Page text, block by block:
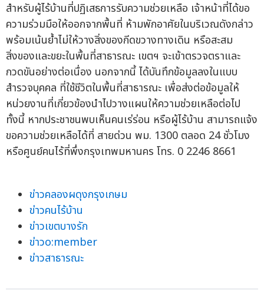
สำหรับผู้ไร้บ้านที่ปฏิเสธการรับความช่วยเหลือ เจ้าหน้าที่ได้ขอ
ความร่วมมือให้ออกจากพื้นที่ ห้ามพักอาศัยในบริเวณดังกล่าว
พร้อมเน้นย้ำไม่ให้วางสิ่งของกีดขวางทางเดิน หรือสะสม
สิ่งของและขยะในพื้นที่สาธารณะ เขตฯ จะเข้าตรวจตราและ
กวดขันอย่างต่อเนื่อง นอกจากนี้ ได้บันทึกข้อมูลลงในแบบ
สำรวจบุคคล ที่ใช้ชีวิตในพื้นที่สาธารณะ เพื่อส่งต่อข้อมูลให้
หน่วยงานที่เกี่ยวข้องนำไปวางแผนให้ความช่วยเหลือต่อไป
ทั้งนี้ หากประชาชนพบเห็นคนเร่ร่อน หรือผู้ไร้บ้าน สามารถแจ้ง
ขอความช่วยเหลือได้ที่ สายด่วน พม. 1300 ตลอด 24 ชั่วโมง
หรือศูนย์คนไร้ที่พึ่งกรุงเทพมหานคร โทร. 0 2246 8661
ข่าวคลองผดุงกรุงเกษม
ข่าวคนไร้บ้าน
ข่าวเขตบางรัก
ข่าวo:member
ข่าวสาธารณะ